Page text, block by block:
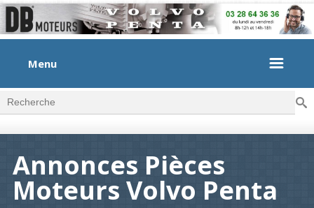
Menu
Formulaire de recherche
Annonces Pièces
Moteurs Volvo Penta